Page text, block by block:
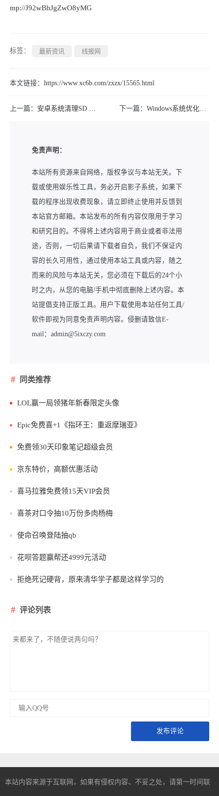
mp://J92wBhJgZwO8yMG
标签： 最新资讯 线报网
本文链接： https://www.xc6b.com/zxzx/15565.html
上一篇： 安卓系统清理SD Maid SE v1.7.3 下一篇：Windows系统优化工具 optimizerDuck v2.13.3
免责声明：
本站所有资源来自网络，版权争议与本站无关。下
载或使用娱乐性工具，务必开启影子系统，如果下
载的程序出现收费现象，请立即终止使用并反馈到
本站官方邮箱。本站发布的所有内容仅限用于学习
和研究目的。不得将上述内容用于商业或者非法用
途，否则，一切后果请下载者自负，我们不保证内
容的长久可用性，通过使用本站工具或内容，随之
而来的风险与本站无关，您必须在下载后的24个小
时之内，从您的电脑/手机中彻底删除上述内容。本
站提倡支持正版工具。用户下载使用本站任何工具/
软件即视为同意免责声明内容。侵删请致信E-
mail：admin@5ixczy.com
同类推荐
LOL赢一局领猪年新春限定头像
Epic免费喜+1《指环王：重返摩瑞亚》
免费领30天印象笔记超级会员
京东特价，高额优惠活动
喜马拉雅免费领15天VIP会员
喜茶对口令抽10万份多肉杨梅
使命召唤登陆抽qb
花呗答题赢帮还4999元活动
拒绝死记硬背，原来清华学子都是这样学习的
评论列表
发布评论
本站内容来源于互联网，如果有侵权内容、不妥之处，请第一时间联